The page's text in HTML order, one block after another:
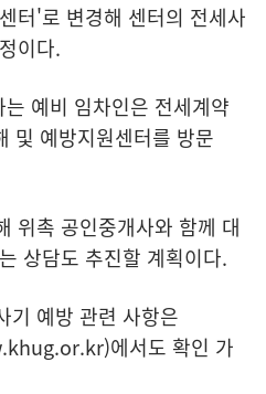
터'로 변경해 센터의 전세사
이다.
예비 임차인은 전세계약
및 예방지원센터를 방문
위촉 공인중개사와 함께 대
상담도 추진할 계획이다.
기 예방 관련 사항은
에서도 확인 가